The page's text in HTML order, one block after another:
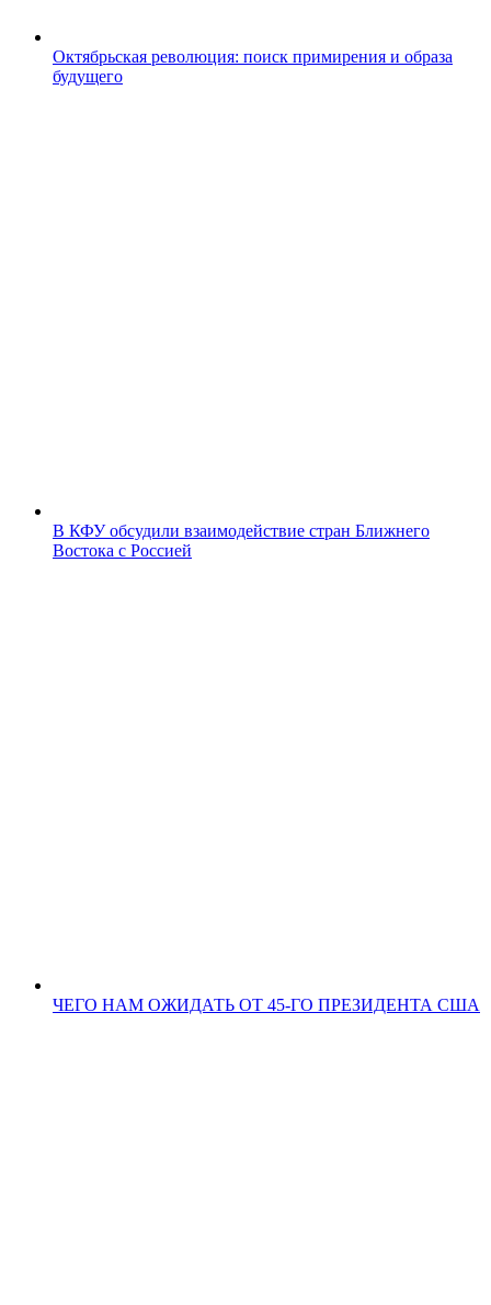
Октябрьская революция: поиск примирения и образа
будущего
В КФУ обсудили взаимодействие стран Ближнего
Востока с Россией
ЧЕГО НАМ ОЖИДАТЬ ОТ 45-ГО ПРЕЗИДЕНТА США